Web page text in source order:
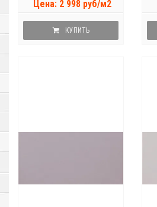
Цена: 2 998 руб/м2
КУПИТЬ